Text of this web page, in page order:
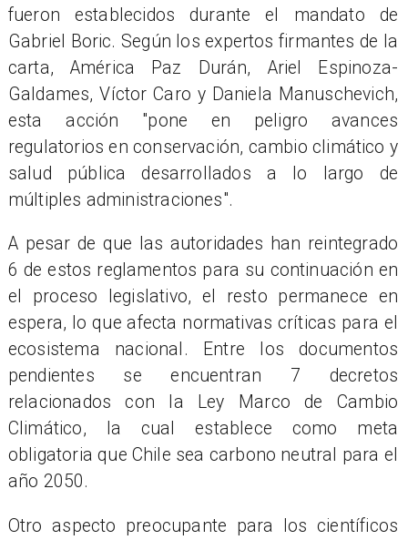
fueron establecidos durante el mandato de
Gabriel Boric. Según los expertos firmantes de la
carta, América Paz Durán, Ariel Espinoza-
Galdames, Víctor Caro y Daniela Manuschevich,
esta acción "pone en peligro avances
regulatorios en conservación, cambio climático y
salud pública desarrollados a lo largo de
múltiples administraciones".
A pesar de que las autoridades han reintegrado
6 de estos reglamentos para su continuación en
el proceso legislativo, el resto permanece en
espera, lo que afecta normativas críticas para el
ecosistema nacional. Entre los documentos
pendientes se encuentran 7 decretos
relacionados con la Ley Marco de Cambio
Climático, la cual establece como meta
obligatoria que Chile sea carbono neutral para el
año 2050.
Otro aspecto preocupante para los científicos